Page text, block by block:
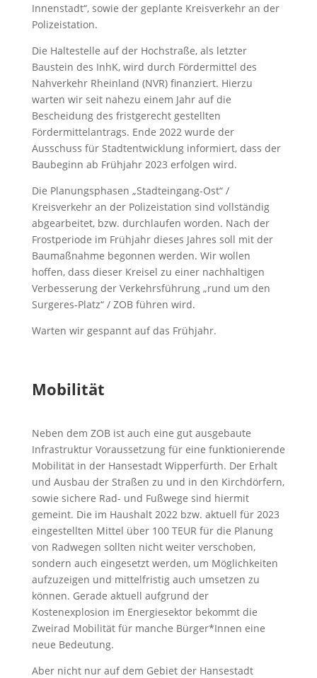
Innenstadt“, sowie der geplante Kreisverkehr an der
Polizeistation.
Die Haltestelle auf der Hochstraße, als letzter
Baustein des InhK, wird durch Fördermittel des
Nahverkehr Rheinland (NVR) finanziert. Hierzu
warten wir seit nahezu einem Jahr auf die
Bescheidung des fristgerecht gestellten
Fördermittelantrags. Ende 2022 wurde der
Ausschuss für Stadtentwicklung informiert, dass der
Baubeginn ab Frühjahr 2023 erfolgen wird.
Die Planungsphasen „Stadteingang-Ost“ /
Kreisverkehr an der Polizeistation sind vollständig
abgearbeitet, bzw. durchlaufen worden. Nach der
Frostperiode im Frühjahr dieses Jahres soll mit der
Baumaßnahme begonnen werden. Wir wollen
hoffen, dass dieser Kreisel zu einer nachhaltigen
Verbesserung der Verkehrsführung „rund um den
Surgeres-Platz“ / ZOB führen wird.
Warten wir gespannt auf das Frühjahr.
Mobilität
Neben dem ZOB ist auch eine gut ausgebaute
Infrastruktur Voraussetzung für eine funktionierende
Mobilität in der Hansestadt Wipperfürth. Der Erhalt
und Ausbau der Straßen zu und in den Kirchdörfern,
sowie sichere Rad- und Fußwege sind hiermit
gemeint. Die im Haushalt 2022 bzw. aktuell für 2023
eingestellten Mittel über 100 TEUR für die Planung
von Radwegen sollten nicht weiter verschoben,
sondern auch eingesetzt werden, um Möglichkeiten
aufzuzeigen und mittelfristig auch umsetzen zu
können. Gerade aktuell aufgrund der
Kostenexplosion im Energiesektor bekommt die
Zweirad Mobilität für manche Bürger*Innen eine
neue Bedeutung.
Aber nicht nur auf dem Gebiet der Hansestadt